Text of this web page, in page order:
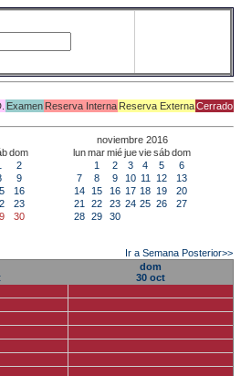
Examen Reserva Interna Reserva ExternaCerrado
dom
2
9
16
23
30
noviembre 2016
lunmarmiéjueviesábdom
1
2 3 4 5
6
7
8 9 10 11 12
13
14
15 16 17 18 19
20
21
22 23 24 25 26
27
28 29 30
Ir a Semana Posterior>>
dom
30 oct